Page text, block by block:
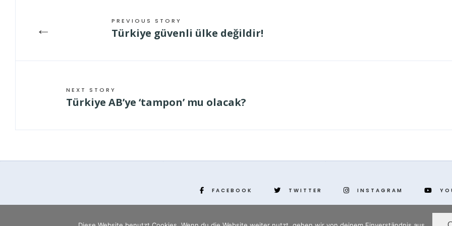
← PREVIOUS STORY
Türkiye güvenli ülke değildir!
NEXT STORY
Türkiye AB’ye ‘tampon’ mu olacak?
FACEBOOK TWITTER INSTAGRAM